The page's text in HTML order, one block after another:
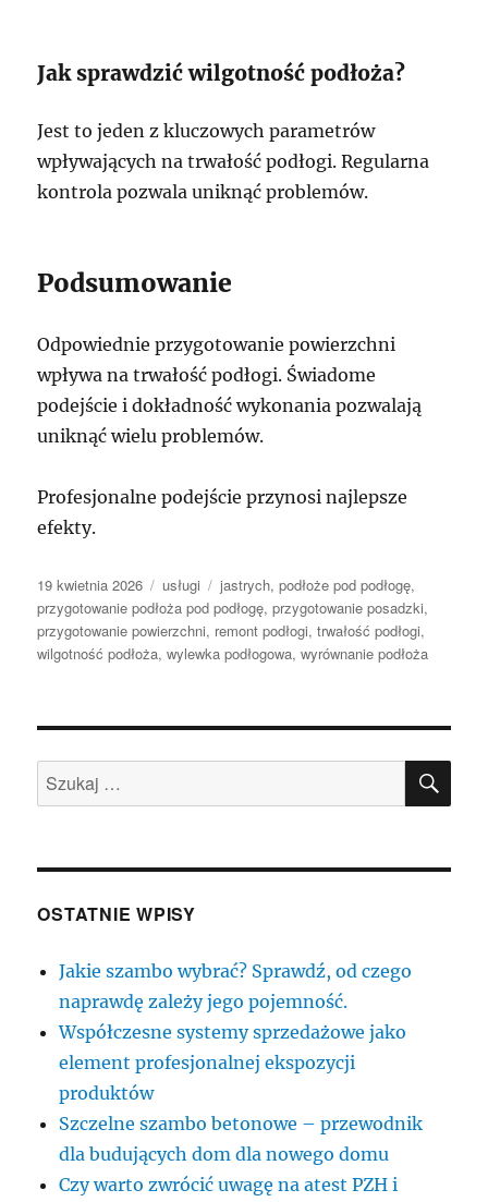
Jak sprawdzić wilgotność podłoża?
Jest to jeden z kluczowych parametrów
wpływających na trwałość podłogi. Regularna
kontrola pozwala uniknąć problemów.
Podsumowanie
Odpowiednie przygotowanie powierzchni
wpływa na trwałość podłogi. Świadome
podejście i dokładność wykonania pozwalają
uniknąć wielu problemów.
Profesjonalne podejście przynosi najlepsze
efekty.
Data
publikacji
19 kwietnia 2026 Kategorie
usługi Tagi
jastrych,podłoże pod podłogę,
przygotowanie podłoża pod podłogę,przygotowanie posadzki,
przygotowanie powierzchni, remont podłogi,trwałość podłogi,
wilgotność podłoża,wylewka podłogowa,wyrównanie podłoża
Szukaj:
OSTATNIE WPISY
Jakie szambo wybrać? Sprawdź, od czego
naprawdę zależy jego pojemność.
Współczesne systemy sprzedażowe jako
element profesjonalnej ekspozycji
produktów
Szczelne szambo betonowe – przewodnik
dla budujących dom dla nowego domu
Czy warto zwrócić uwagę na atest PZH i